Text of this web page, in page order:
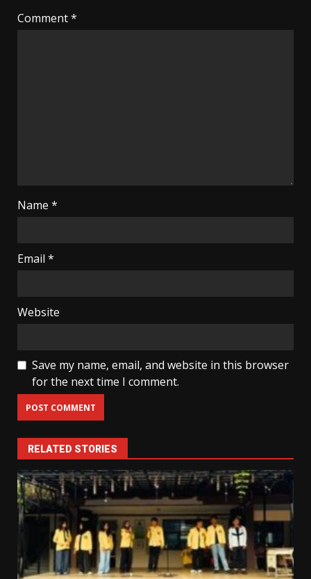
Comment*
Name *
Email *
Website
Save my name, email, and website in this browser
for the next time I comment.
RELATED STORIES